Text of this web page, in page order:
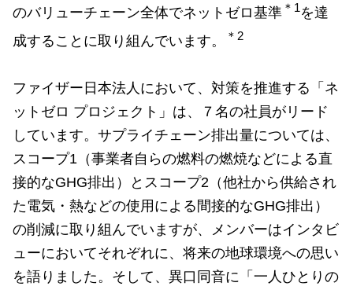
のバリューチェーン全体でネットゼロ基準 ＊1を達
成することに取り組んでいます。
＊2
ファイザー日本法人において、対策を推進する「ネ
ットゼロ プロジェクト」は、７名の社員がリード
しています。サプライチェーン排出量については、
スコープ1（事業者自らの燃料の燃焼などによる直
接的なGHG排出）とスコープ2（他社から供給され
た電気・熱などの使用による間接的なGHG排出）
の削減に取り組んでいますが、メンバーはインタビ
ューにおいてそれぞれに、将来の地球環境への思い
を語りました。そして、異口同音に「一人ひとりの